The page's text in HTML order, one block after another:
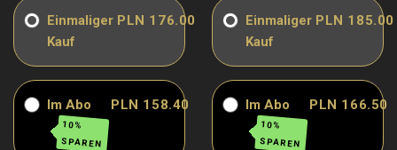
Einmaliger
Kauf
PLN 176.00
Im Abo
10%
SPAREN
PLN 158.40
Einmaliger
Kauf
PLN 185.00
Im Abo
10%
SPAREN
PLN 166.50